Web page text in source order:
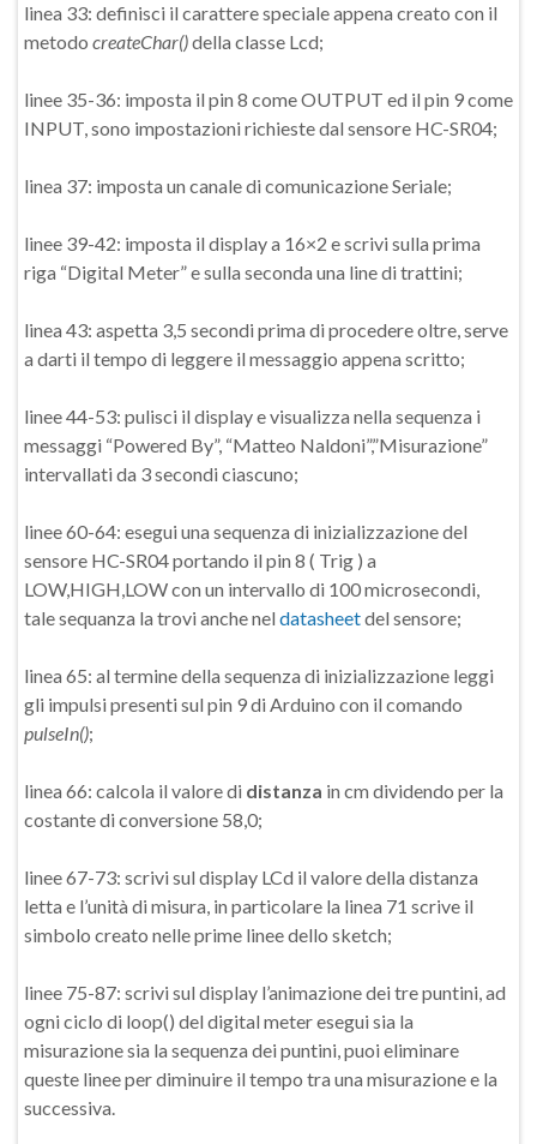
linea 33: definisci il carattere speciale appena creato con il
metodo createChar()della classe Lcd;
linee 35-36: imposta il pin 8 come OUTPUT ed il pin 9 come
INPUT, sono impostazioni richieste dal sensore HC-SR04;
linea 37: imposta un canale di comunicazione Seriale;
linee 39-42: imposta il display a 16×2 e scrivi sulla prima
riga “Digital Meter” e sulla seconda una line di trattini;
linea 43: aspetta 3,5 secondi prima di procedere oltre, serve
a darti il tempo di leggere il messaggio appena scritto;
linee 44-53: pulisci il display e visualizza nella sequenza i
messaggi “Powered By”, “Matteo Naldoni”,”Misurazione”
intervallati da 3 secondi ciascuno;
linee 60-64: esegui una sequenza di inizializzazione del
sensore HC-SR04 portando il pin 8 ( Trig ) a
LOW,HIGH,LOW con un intervallo di 100 microsecondi,
tale sequanza la trovi anche nel datasheetdel sensore;
linea 65: al termine della sequenza di inizializzazione leggi
gli impulsi presenti sul pin 9 di Arduino con il comando
pulseIn();
linea 66: calcola il valore di distanza in cm dividendo per la
costante di conversione 58,0;
linee 67-73: scrivi sul display LCd il valore della distanza
letta e l’unità di misura, in particolare la linea 71 scrive il
simbolo creato nelle prime linee dello sketch;
linee 75-87: scrivi sul display l’animazione dei tre puntini, ad
ogni ciclo di loop() del digital meter esegui sia la
misurazione sia la sequenza dei puntini, puoi eliminare
queste linee per diminuire il tempo tra una misurazione e la
successiva.